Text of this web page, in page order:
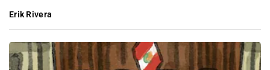
Erik Rivera